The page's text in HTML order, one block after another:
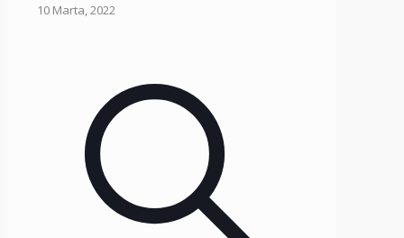
10 Marta, 2022